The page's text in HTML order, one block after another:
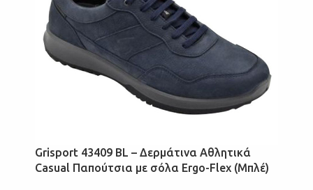
Grisport 43409 BL – Δερμάτινα Αθλητικά
Casual Παπούτσια με σόλα Ergo-Flex (Μπλέ)